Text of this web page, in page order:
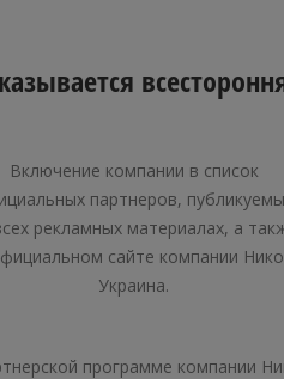
Включение компании в список
партнеров,
рекламных материалах, а
сайте компании
Украина.
программе компании